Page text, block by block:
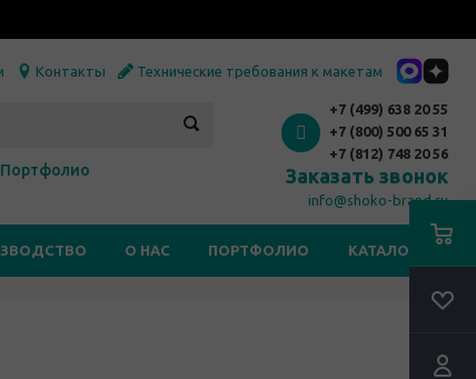
Контакты Технические требования к макетам
+7 (499) 638 20 55
+7 (800) 500 65 31
+7 (812) 748 20 56
Заказать звонок
info@shoko-brand.ru
О НАС ПОРТФОЛИО КАТАЛОГИ